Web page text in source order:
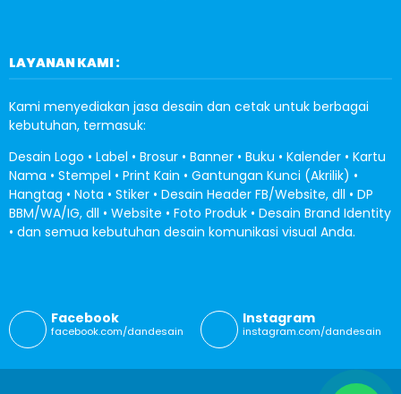
LAYANAN KAMI :
Kami menyediakan jasa desain dan cetak untuk berbagai
kebutuhan, termasuk:
Desain Logo • Label • Brosur • Banner • Buku • Kalender • Kartu
Nama • Stempel • Print Kain • Gantungan Kunci (Akrilik) •
Hangtag • Nota • Stiker • Desain Header FB/Website, dll • DP
BBM/WA/IG, dll • Website • Foto Produk • Desain Brand Identity
• dan semua kebutuhan desain komunikasi visual Anda.
Facebook
facebook.com/dandesain
Instagram
instagram.com/dandesain